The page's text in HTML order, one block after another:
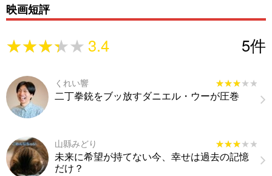
映画短評
★★★★★
★★★★★ 3.4 5件
くれい響 ★★★★★
★★★★★
二丁拳銃をブッ放すダニエル・ウーが圧巻
山縣みどり ★★★★★
★★★★★
未来に希望が持てない今、幸せは過去の記憶
だけ？